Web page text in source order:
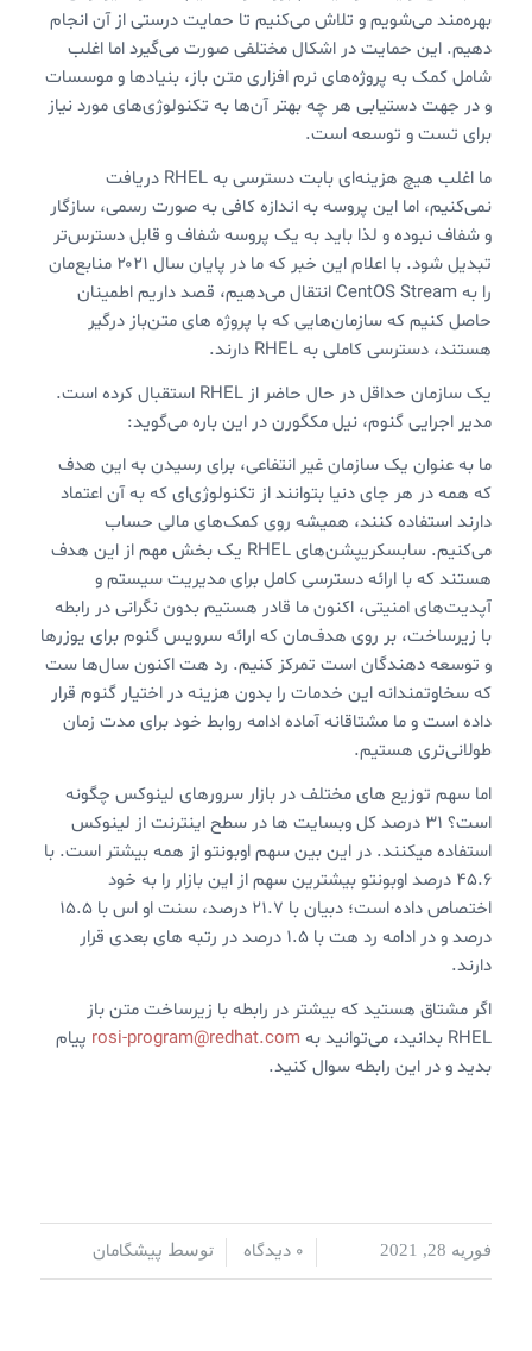
بهره‌مند می‌شویم و تلاش می‌کنیم تا حمایت درستی از آن انجام
دهیم. این حمایت در اشکال مختلفی صورت می‌گیرد اما اغلب
شامل کمک به پروژه‌های نرم افزاری متن باز، بنیادها و موسسات
و در جهت دستیابی هر چه بهتر آن‌ها به تکنولوژی‌های مورد نیاز
برای تست و توسعه است.
ما اغلب هیچ هزینه‌ای بابت دسترسی به RHEL دریافت
نمی‌کنیم، اما این پروسه به اندازه کافی به صورت رسمی، سازگار
و شفاف نبوده و لذا باید به یک پروسه شفاف و قابل دسترس‌تر
تبدیل شود. با اعلام این خبر که ما در پایان سال ۲۰۲۱ منابع‌مان
را به CentOS Stream انتقال می‌دهیم، قصد داریم اطمینان
حاصل کنیم که سازمان‌هایی که با پروژه های متن‌باز درگیر
هستند، دسترسی کاملی به RHEL‌ دارند.
یک سازمان حداقل در حال حاضر از RHEL استقبال کرده است.
مدیر اجرایی گنوم، نیل مکگورن در این باره می‌گوید:
ما به عنوان یک سازمان غیر انتفاعی،‌ برای رسیدن به این هدف
که همه در هر جای دنیا بتوانند از تکنولوژی‌ای که به آن اعتماد
دارند استفاده کنند، همیشه روی کمک‌های مالی حساب
می‌کنیم. سابسکریپشن‌های RHEL یک بخش مهم از این هدف
هستند که با ارائه دسترسی کامل برای مدیریت سیستم و
آپدیت‌های امنیتی، اکنون ما قادر هستیم بدون نگرانی در رابطه
با زیرساخت، بر روی هدف‌مان که ارائه سرویس گنوم برای یوزرها
و توسعه دهندگان است تمرکز کنیم. رد هت اکنون سال‌ها ست
که سخاوتمندانه این خدمات را بدون هزینه در اختیار گنوم قرار
داده است و ما مشتاقانه آماده ادامه روابط خود برای مدت زمان
طولانی‌تری هستیم.
اما سهم توزیع های مختلف در بازار سرورهای لینوکس چگونه
است؟ ۳۱ درصد کل وبسایت ها در سطح اینترنت از لینوکس
استفاده میکنند. در این بین سهم اوبونتو از همه بیشتر است. با
۴۵.۶ درصد اوبونتو بیشترین سهم از این بازار را به خود
اختصاص داده است؛ دبیان با ۲۱.۷ درصد، سنت او اس با ۱۵.۵
درصد و در ادامه رد هت با ۱.۵ درصد در رتبه های بعدی قرار
دارند.
اگر مشتاق هستید که بیشتر در رابطه با زیرساخت متن باز
RHEL بدانید، می‌توانید به
rosi-program@redhat.com پیام
بدید و در این رابطه سوال کنید.
فوریه 28, 2021 / 0 دیدگاه
/ توسط پیشگامان